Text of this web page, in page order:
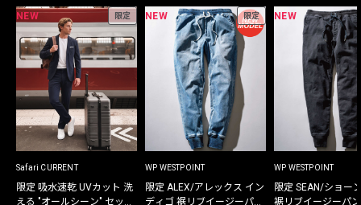
NEW 限定
Safari CURRENT
限定 吸水速乾 UVカット 洗
える "オールシーン" セット
NEW 限定
WP WESTPOINT
限定 ALEX/アレックス イン
ディゴ 裾リブイージーパン
NEW
WP WESTPOINT
限定 SEAN/ショー
裾リブイージーパ